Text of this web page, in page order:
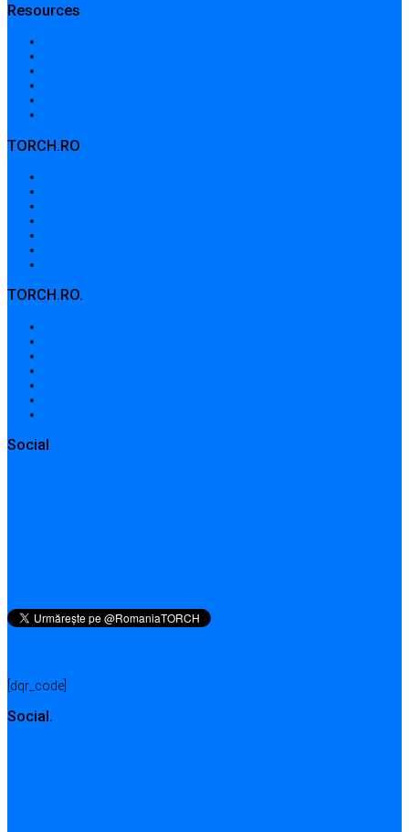
Resources
TORCH.RO
TORCH.RO.
Social
[dqr_code]
Social.